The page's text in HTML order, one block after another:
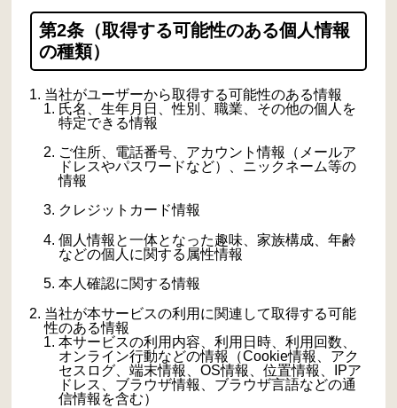
第2条（取得する可能性のある個人情報
の種類）
当社がユーザーから取得する可能性のある情報
氏名、生年月日、性別、職業、その他の個人を
特定できる情報
ご住所、電話番号、アカウント情報（メールア
ドレスやパスワードなど）、ニックネーム等の
情報
クレジットカード情報
個人情報と一体となった趣味、家族構成、年齢
などの個人に関する属性情報
本人確認に関する情報
当社が本サービスの利用に関連して取得する可能
性のある情報
本サービスの利用内容、利用日時、利用回数、
オンライン行動などの情報（Cookie情報、アク
セスログ、端末情報、OS情報、位置情報、IPア
ドレス、ブラウザ情報、ブラウザ言語などの通
信情報を含む）